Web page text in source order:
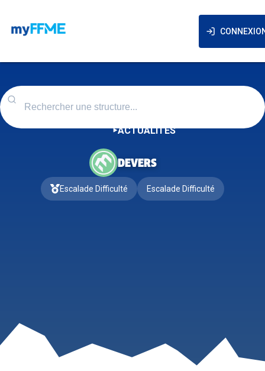
ACTUALITÉS
DEVERS
Escalade Difficulté Escalade Difficulté